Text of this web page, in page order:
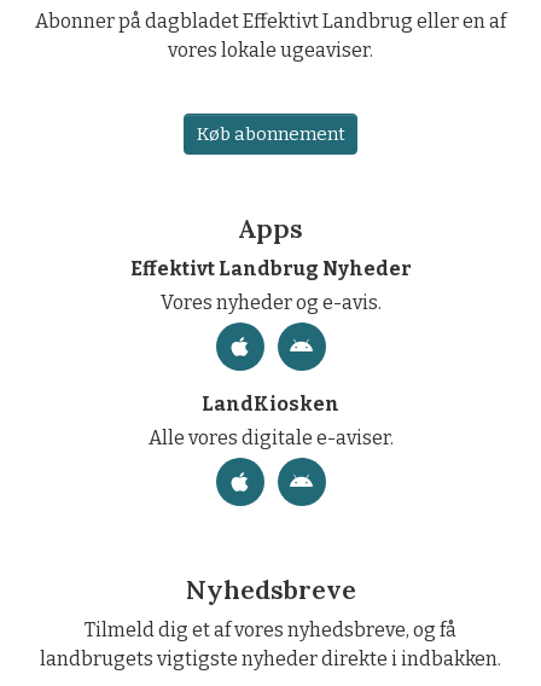
Abonner på dagbladet Effektivt Landbrug eller en af
vores lokale ugeaviser.
Køb abonnement
Apps
Effektivt Landbrug Nyheder
Vores nyheder og e-avis.
LandKiosken
Alle vores digitale e-aviser.
Nyhedsbreve
Tilmeld dig et af vores nyhedsbreve, og få
landbrugets vigtigste nyheder direkte i indbakken.